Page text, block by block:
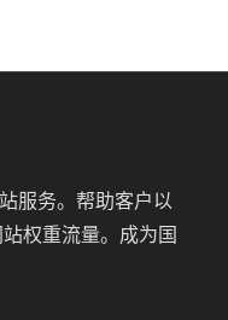
服务。帮助客户以
权重流量。成为国